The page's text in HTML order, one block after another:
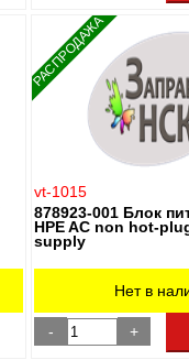
РАСПРОДАЖА
vt-1015
878923-001 Блок
HPE AC non hot-
supply
Нет в
- +